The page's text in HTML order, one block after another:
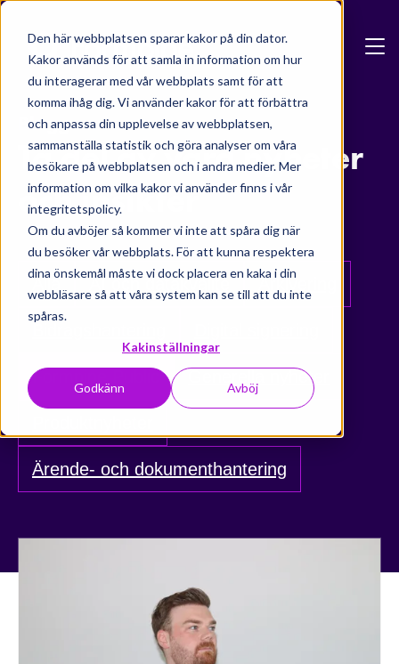
Den här webbplatsen sparar kakor på din dator.
Kakor används för att samla in information om hur
du interagerar med vår webbplats samt för att
komma ihåg dig. Vi använder kakor för att förbättra
och anpassa din upplevelse av webbplatsen,
sammanställa statistik och göra analyser om våra
besökare på webbplatsen och i andra medier. Mer
information om vilka kakor vi använder finns i vår
integritetspolicy.
Om du avböjer så kommer vi inte att spåra dig när
du besöker vår webbplats. För att kunna respektera
dina önskemål måste vi dock placera en kaka i din
webbläsare så att våra system kan se till att du inte
spåras.
Kakinställningar
Godkänn Avböj
Skip to main content
Blogg
Ta del av våra nyheter
och insikter
Alla AI och datakvalité Arkivering
Formpipe Public Generella nyheter
Ärende- och dokumenthantering